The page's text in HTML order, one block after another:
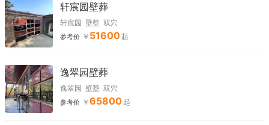
轩宸园壁葬
轩宸园 壁塟 双穴
参考价 51600
逸翠园壁葬
逸翠园 壁塟 双穴
参考价 65800